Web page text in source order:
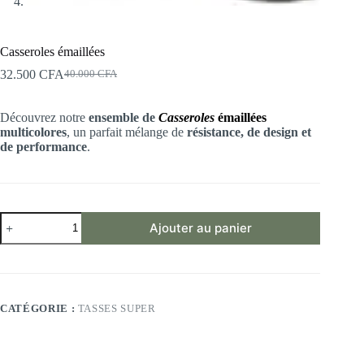
Casseroles émaillées
40.000CFA
Le
était :
40.000 CFA.
32.500 CFALe
est :
32.500 CFA.
Découvrez notre ensemble de Casseroles émaillées
multicolores, un parfait mélange de résistance, de design et
de performance.
quantité
de
Casseroles
Ajouter au panier
CATÉGORIE : TASSES SUPER